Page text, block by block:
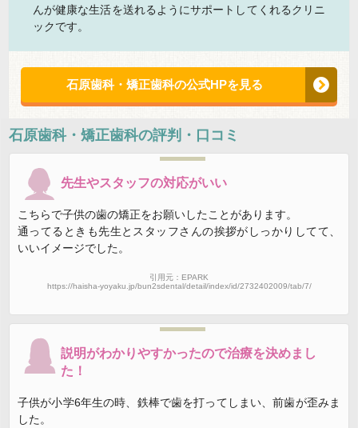
んが健康な生活を送れるようにサポートしてくれるクリニ
ックです。
石原歯科・矯正歯科の公式HPを見る
石原歯科・矯正歯科の評判・口コミ
先生やスタッフの対応がいい
こちらで子供の歯の矯正をお願いしたことがあります。
通ってるときも先生とスタッフさんの挨拶がしっかりしてて、
いいイメージでした。
引用元：EPARK
https://haisha-yoyaku.jp/bun2sdental/detail/index/id/2732402009/tab/7/
説明がわかりやすかったので治療を決めまし
た！
子供が小学6年生の時、鉄棒で歯を打ってしまい、前歯が歪みま
した。